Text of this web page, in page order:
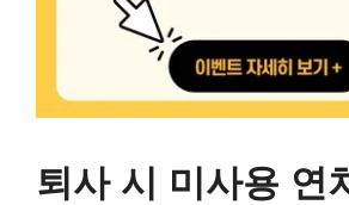
퇴사 시 미사용 연